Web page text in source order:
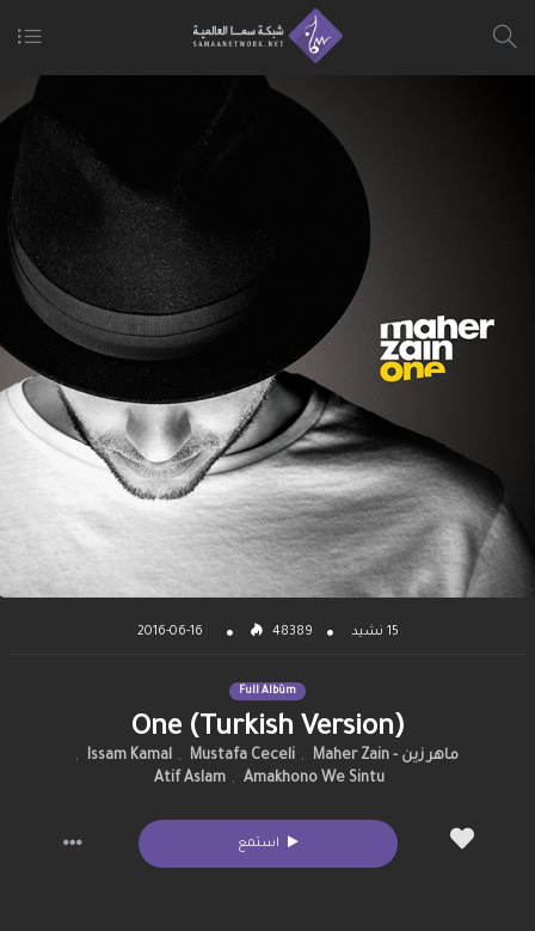
15 نشيد 48389
2016-06-16
Full Albüm
One (Turkish Version)
ماهر زين - Maher Zain ,
Mustafa Ceceli
,
Issam Kamal
,
Amakhono We Sintu
,
Atif Aslam
استمع